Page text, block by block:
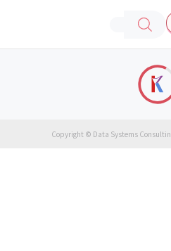
Copyright © Data Systems